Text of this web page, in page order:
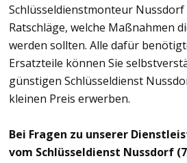
Schlüsseldienstmonteur Nussdorf
Ratschläge, welche Maßnahmen
werden sollten. Alle dafür
Ersatzteile können Sie
günstigen Schlüsseldienst
kleinen Preis erwerben.
Bei Fragen zu unserer
vom Schlüsseldienst Nussdorf